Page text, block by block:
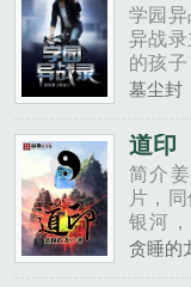
学园
异战
的孩
新了
备。
墓尘封
道印
简介
片，
银河
VIP订
贪睡的